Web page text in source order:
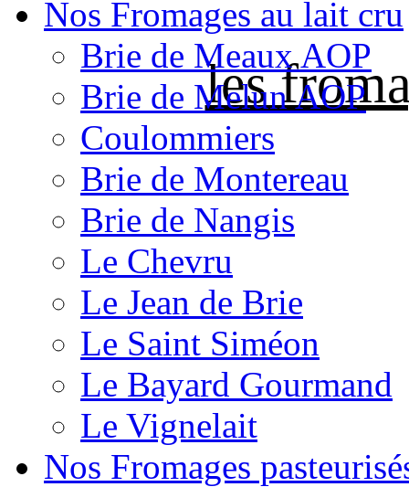
les
Nos Fromages au lait cru
Brie de Meaux AOP
Brie de Melun AOP
Coulommiers
Brie de Montereau
Brie de Nangis
Le Chevru
Le Jean de Brie
Le Saint Siméon
Le Bayard Gourmand
Le Vignelait
Nos Fromages